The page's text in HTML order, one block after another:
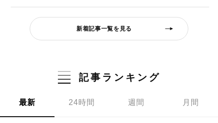
新着記事一覧を見る
記事ランキング
最新 24時間 週間 月間